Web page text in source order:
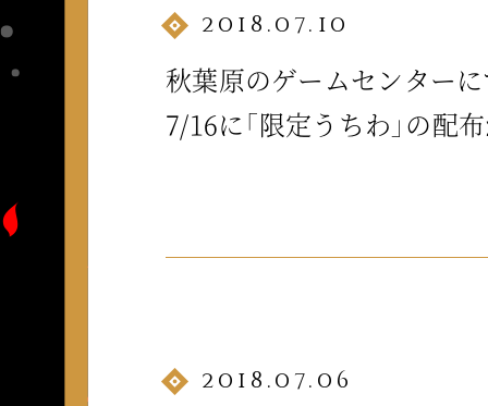
2018.07.10
秋葉原のゲームセンターに
7/16に「限定うちわ」の配
2018.07.06